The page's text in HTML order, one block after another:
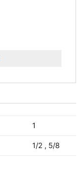
1
1/2 , 5/8